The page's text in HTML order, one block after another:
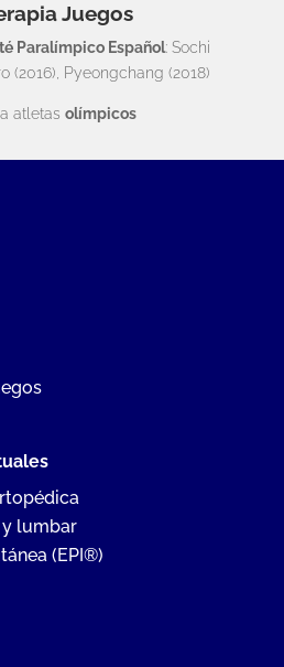
Juegos
Paralímpico Español: Sochi
(2016), Pyeongchang (2018)
atletasolímpicos
lumbar
(EPI®)